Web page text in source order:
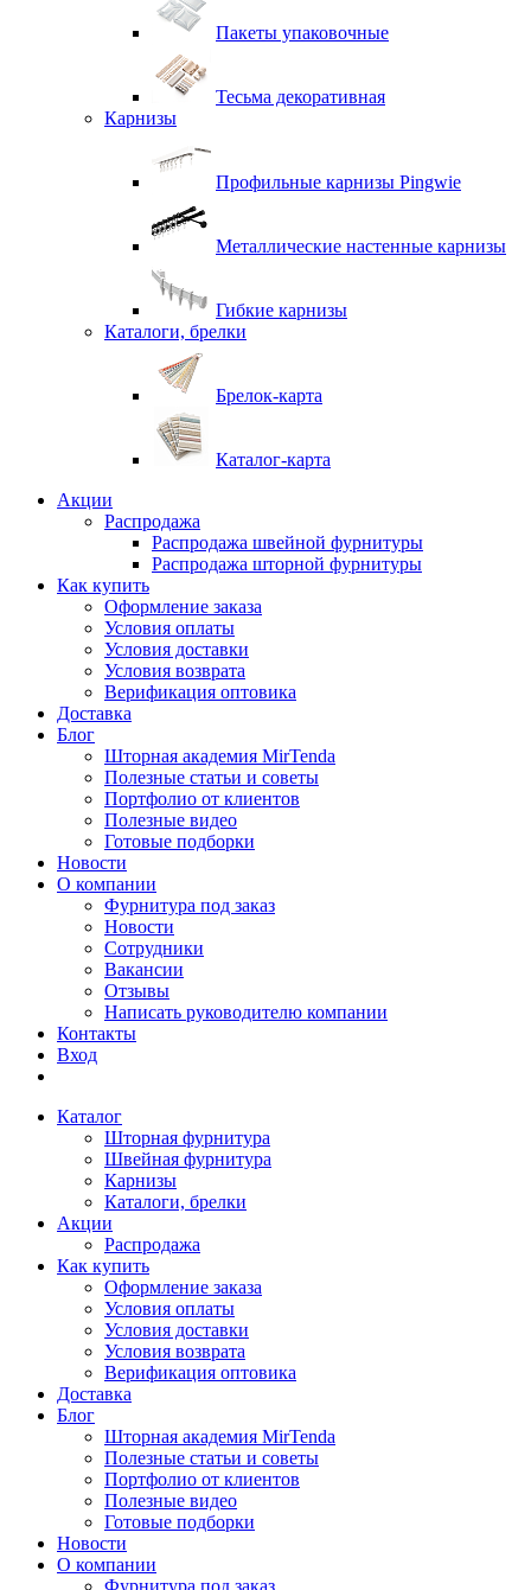
Пакеты упаковочные
Тесьма декоративная
Карнизы
Профильные карнизы Pingwie
Металлические настенные карнизы
Гибкие карнизы
Каталоги, брелки
Брелок-карта
Каталог-карта
Акции
Распродажа
Распродажа швейной фурнитуры
Распродажа шторной фурнитуры
Как купить
Оформление заказа
Условия оплаты
Условия доставки
Условия возврата
Верификация оптовика
Доставка
Блог
Шторная академия MirTenda
Полезные статьи и советы
Портфолио от клиентов
Полезные видео
Готовые подборки
Новости
О компании
Фурнитура под заказ
Новости
Сотрудники
Вакансии
Отзывы
Написать руководителю компании
Контакты
Вход
Каталог
Шторная фурнитура
Швейная фурнитура
Карнизы
Каталоги, брелки
Акции
Распродажа
Как купить
Оформление заказа
Условия оплаты
Условия доставки
Условия возврата
Верификация оптовика
Доставка
Блог
Шторная академия MirTenda
Полезные статьи и советы
Портфолио от клиентов
Полезные видео
Готовые подборки
Новости
О компании
Фурнитура под заказ